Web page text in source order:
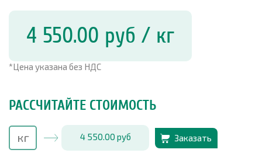
4 550.00 руб / кг
*Цена указана без НДС
РАССЧИТАЙТЕ СТОИМОСТЬ
4 550.00 руб Заказать